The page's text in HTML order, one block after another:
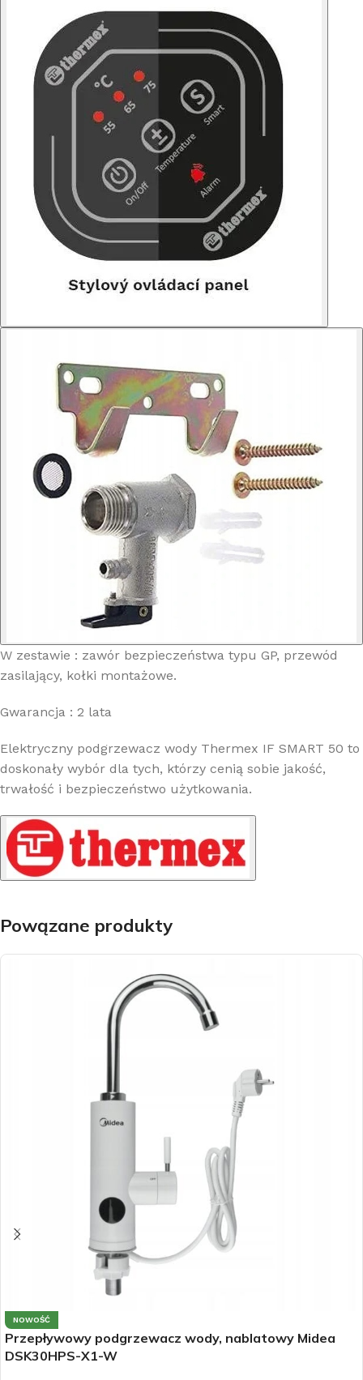
W zestawie : zawór bezpieczeństwa typu GP, przewód
zasilający, kołki montażowe.
Gwarancja : 2 lata
Elektryczny podgrzewacz wody Thermex IF SMART 50 to
doskonały wybór dla tych, którzy cenią sobie jakość,
trwałość i bezpieczeństwo użytkowania.
Powązane produkty
NOWOŚĆ
Przepływowy podgrzewacz wody, nablatowy Midea
DSK30HPS-X1-W